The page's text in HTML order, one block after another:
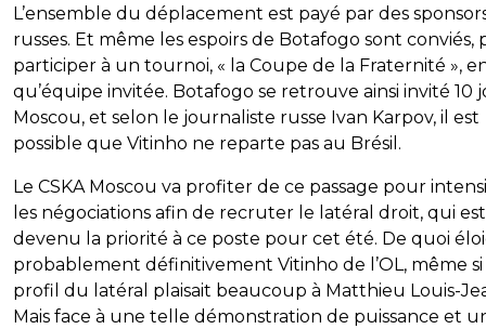
L’ensemble du déplacement est payé par des
russes. Et même les espoirs de Botafogo sont conviés,
participer à un tournoi, « la Coupe de la Fraternité »,
qu’équipe invitée. Botafogo se retrouve ainsi invité 10
Moscou, et selon le journaliste russe Ivan Karpov, il est
possible que Vitinho ne reparte pas au Brésil.
Le CSKA Moscou va profiter de ce passage pour
les négociations afin de recruter le latéral droit, qui est
devenu la priorité à ce poste pour cet été. De quoi
probablement définitivement Vitinho de l’OL, même
profil du latéral plaisait beaucoup à Matthieu Louis-
Mais face à une telle démonstration de puissance et